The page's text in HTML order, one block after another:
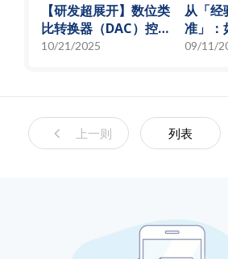
【研发超展开】数位类
比转换器（DAC）控制
偏压电流创新解决方
10/21/2025
从「经
准」：
算法，
09/11/
上一则 列表